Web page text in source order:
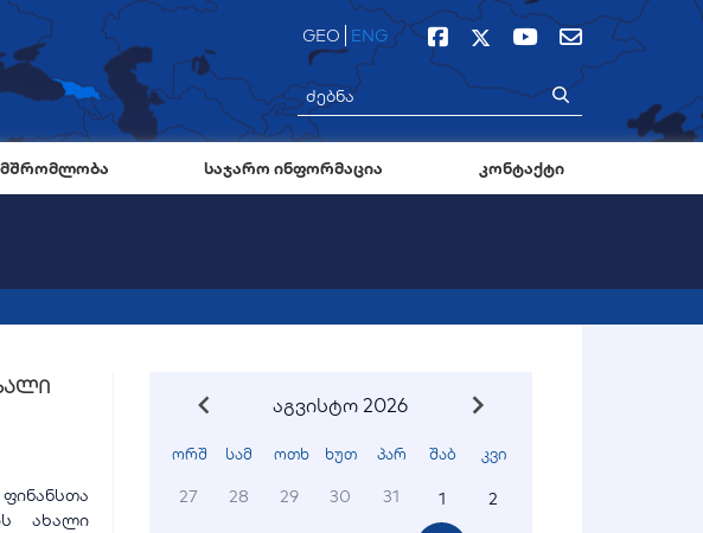
GEO ENG
საჯარო ინფორმაცია კონტაქტი
ახალი
აგვისტო 2026
ორშ სამ ოთხ ხუთ პარ შაბ კვი
27 28 29 30 31 1 2